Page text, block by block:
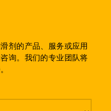
剂的产品、服务或应用
询。我们的专业团队将